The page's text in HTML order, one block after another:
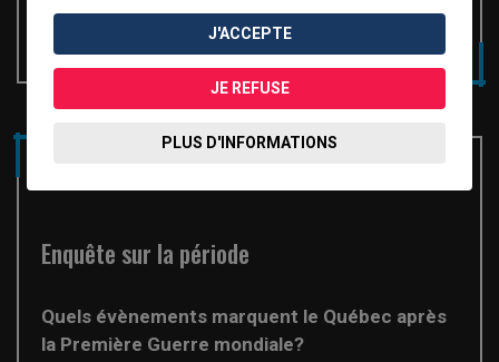
1896-1945 Les nationalismes et l’autonomie
Enquête sur la période
Quels évènements marquent le Québec après
la Première Guerre mondiale?
J'ACCEPTE
JE REFUSE
PLUS D'INFORMATIONS